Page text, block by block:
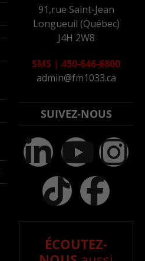
91,rue Saint-Jean
Longueuil (Québec)
J4H 2W8
SMS | 450-646-6800
admin@fm1033.ca
SUIVEZ-NOUS
ÉCOUTEZ-